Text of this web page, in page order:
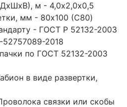
м - 4,0х2,0х0,5
мм - 80x100 (С80)
- ГОСТ Р 52132-2003
52757089-2018
по ГОСТ 52132-2003
в виде развертки,
связки или скобы